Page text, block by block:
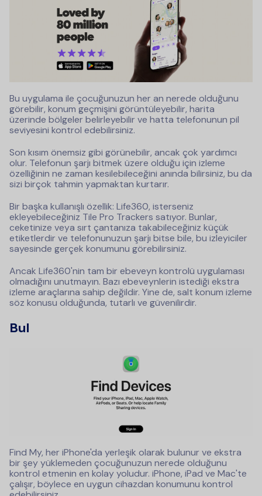
Bu uygulama ile çocuğunuzun her an nerede olduğunu
görebilir, konum geçmişini görüntüleyebilir, harita
üzerinde bölgeler belirleyebilir ve hatta telefonunun pil
seviyesini kontrol edebilirsiniz.
Son kısım önemsiz gibi görünebilir, ancak çok yardımcı
olur. Telefonun şarjı bitmek üzere olduğu için izleme
özelliğinin ne zaman kesilebileceğini anında bilirsiniz, bu da
sizi birçok tahmin yapmaktan kurtarır.
Bir başka kullanışlı özellik: Life360, isterseniz
ekleyebileceğiniz Tile Pro Trackers satıyor. Bunlar,
ceketinize veya sırt çantanıza takabileceğiniz küçük
etiketlerdir ve telefonunuzun şarjı bitse bile, bu izleyiciler
sayesinde gerçek konumunu görebilirsiniz.
Ancak Life360'nin tam bir ebeveyn kontrolü uygulaması
olmadığını unutmayın. Bazı ebeveynlerin istediği ekstra
izleme araçlarına sahip değildir. Yine de, salt konum izleme
söz konusu olduğunda, tutarlı ve güvenilirdir.
Bul
Find My, her iPhone'da yerleşik olarak bulunur ve ekstra
bir şey yüklemeden çocuğunuzun nerede olduğunu
kontrol etmenin en kolay yoludur. iPhone, iPad ve Mac'te
çalışır, böylece en uygun cihazdan konumunu kontrol